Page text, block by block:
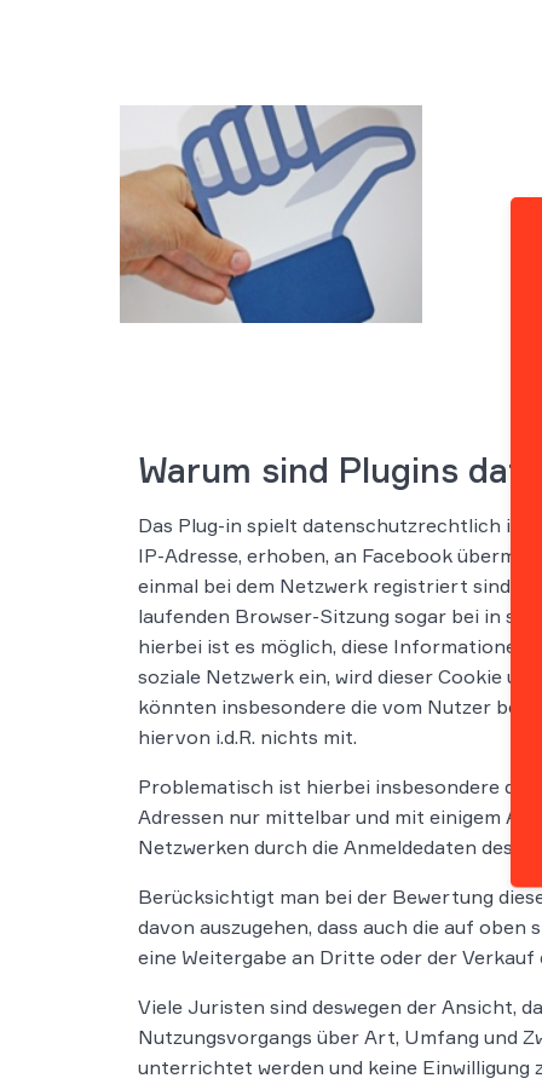
Warum sind Plugins
Das Plug-in spielt datenschutzrechtlich
IP-Adresse, erhoben, an Facebook
einmal bei dem Netzwerk registriert sind,
laufenden Browser-Sitzung sogar bei in
hierbei ist es möglich, diese Informationen
soziale Netzwerk ein, wird dieser Cookie
könnten insbesondere die vom Nutzer
hiervon i.d.R. nichts mit.
Problematisch ist hierbei insbesondere die
Adressen nur mittelbar und mit einigem
Netzwerken durch die Anmeldedaten des
Berücksichtigt man bei der Bewertung
davon auszugehen, dass auch die auf
eine Weitergabe an Dritte oder der
Viele Juristen sind deswegen der Ansicht,
Nutzungsvorgangs über Art, Umfang und
unterrichtet werden und keine Einwilligung